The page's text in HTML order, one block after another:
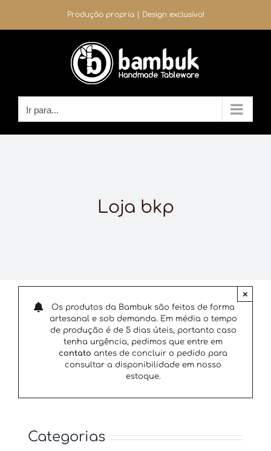
o
Produção propria | Design exclusivo!
Ir para...
Loja bkp
Os produtos da Bambuk são feitos de forma
artesanal e sob demanda. Em média o tempo
de produção é de 5 dias úteis, portanto caso
tenha urgência, pedimos que entre em
contato antes de concluir o pedido para
consultar a disponibilidade em nosso
estoque.
×
Categorias